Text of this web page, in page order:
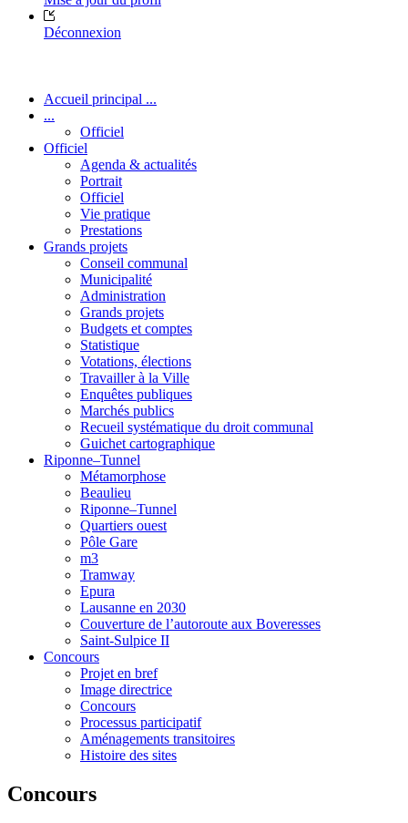
Déconnexion
Accueil principal ...
...
Officiel
Officiel
Agenda & actualités
Portrait
Officiel
Vie pratique
Prestations
Grands projets
Conseil communal
Municipalité
Administration
Grands projets
Budgets et comptes
Statistique
Votations, élections
Travailler à la Ville
Enquêtes publiques
Marchés publics
Recueil systématique du droit communal
Guichet cartographique
Riponne–Tunnel
Métamorphose
Beaulieu
Riponne–Tunnel
Quartiers ouest
Pôle Gare
m3
Tramway
Epura
Lausanne en 2030
Couverture de l’autoroute aux Boveresses
Saint-Sulpice II
Concours
Projet en bref
Image directrice
Concours
Processus participatif
Aménagements transitoires
Histoire des sites
Concours